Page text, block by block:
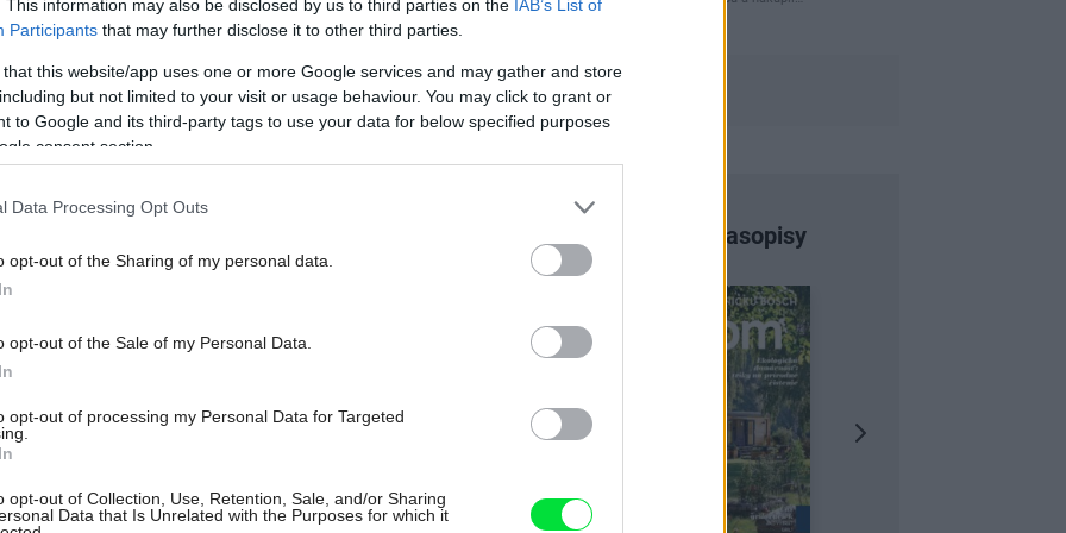
This information may also be disclosed by us to third parties on the IAB’s List of
Participants that may further disclose it to other third parties.
that this website/app uses one or more Google services and may gather and store
but not limited to your visit or usage behaviour. You may click to grant or
to Google and its third-party tags to use your data for below specified purposes
consent section.
Data Processing Opt Outs
opt-out of the Sharing of my personal data.
opt-out of the Sale of my Personal Data.
opt-out of processing my Personal Data for Targeted
opt-out of Collection, Use, Retention, Sale, and/or Sharing
Data that Is Unrelated with the Purposes for which it
telo prúdom vody, ktorá pod určitým
Môžete sa stretnúť aj s vodnou
Najnovšie časopisy